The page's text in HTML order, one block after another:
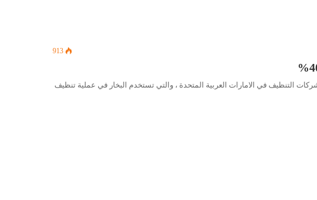
913
التنظيف في الامارات العربية المتحدة ، والتي تستخدم البخار في عملية تنظيف